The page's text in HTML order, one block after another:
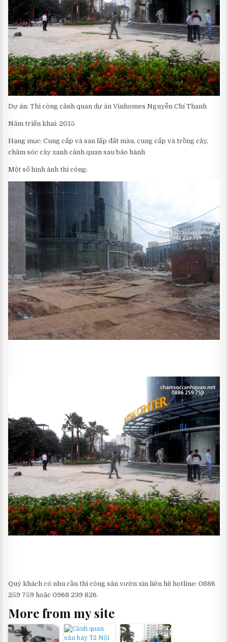
Dự án: Thi công cảnh quan dự án Vinhomes Nguyễn Chí Thanh
Năm triển khai: 2015
Hạng mục: Cung cấp và san lấp đất màu, cung cấp và trồng cây,
chăm sóc cây xanh cảnh quan sau bảo hành
Một số hình ảnh thi công:
Quý khách có nhu cầu thi công sân vườn xin liên hệ hotline: 0886
259 759 hoặc 0968 239 826.
More from my site